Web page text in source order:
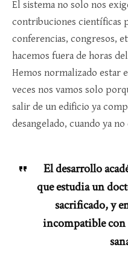
El sistema no solo nos
contribuciones científicas
conferencias, congresos,
hacemos fuera de horas
Hemos normalizado estar
veces nos vamos solo
salir de un edificio ya
desangelado, cuando ya
El desarrollo
que estudia un
sacrificado, y
incompatible